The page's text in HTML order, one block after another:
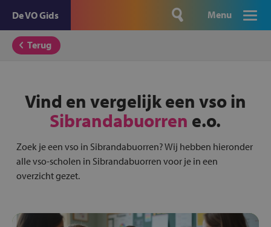
De VO Gids Menu
Terug
Vind en vergelijk een vso in
Sibrandabuorren e.o.
Zoek je een vso in Sibrandabuorren? Wij hebben hieronder
alle vso-scholen in Sibrandabuorren voor je in een
overzicht gezet.